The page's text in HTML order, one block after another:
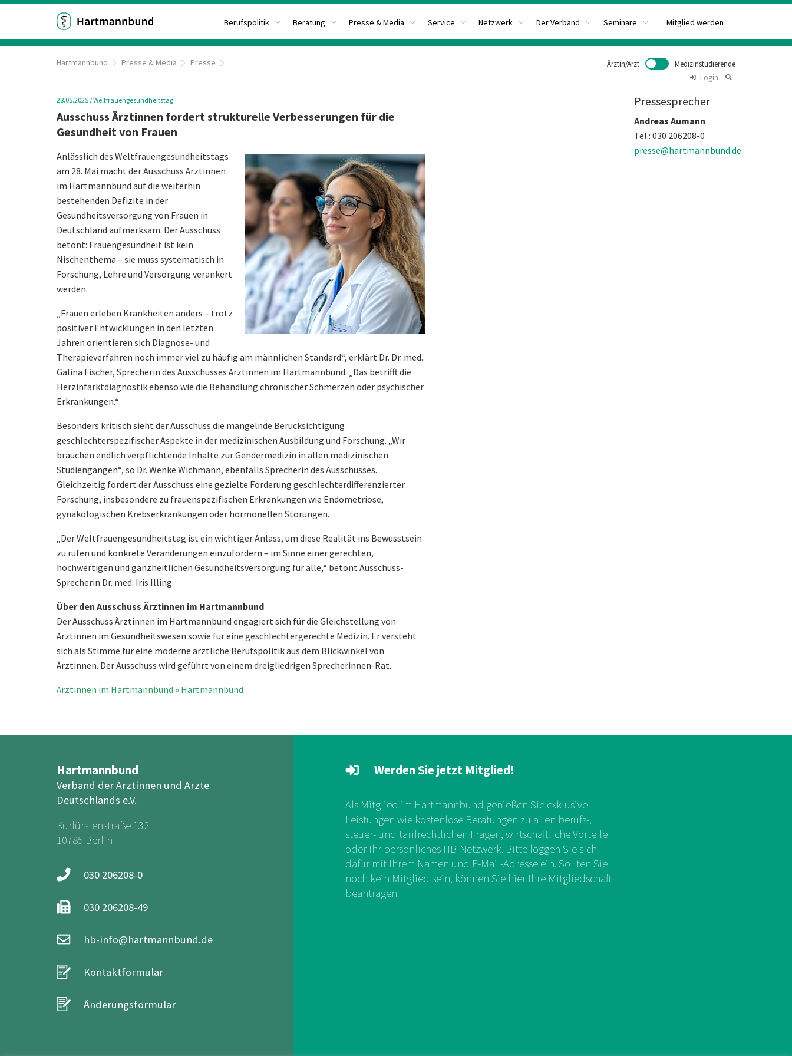
Berufspolitik Beratung Presse & Media Service Netzwerk Der Verband Seminare Mitglied werden
Hartmannbund Presse & Media Presse Ärztin/Arzt
Medizinstudierende
Login
28.05.2025 /Weltfrauengesundheitstag
Ausschuss Ärztinnen fordert strukturelle Verbesserungen für die
Gesundheit von Frauen
Anlässlich des Weltfrauengesundheitstags
am 28. Mai macht der Ausschuss Ärztinnen
im Hartmannbund auf die weiterhin
bestehenden Defizite in der
Gesundheitsversorgung von Frauen in
Deutschland aufmerksam. Der Ausschuss
betont: Frauengesundheit ist kein
Nischenthema – sie muss systematisch in
Forschung, Lehre und Versorgung verankert
werden.
„Frauen erleben Krankheiten anders – trotz
positiver Entwicklungen in den letzten
Jahren orientieren sich Diagnose- und
Therapieverfahren noch immer viel zu häufig am männlichen Standard“, erklärt Dr. Dr. med.
Galina Fischer, Sprecherin des Ausschusses Ärztinnen im Hartmannbund. „Das betrifft die
Herzinfarktdiagnostik ebenso wie die Behandlung chronischer Schmerzen oder psychischer
Erkrankungen.“
Besonders kritisch sieht der Ausschuss die mangelnde Berücksichtigung
geschlechterspezifischer Aspekte in der medizinischen Ausbildung und Forschung. „Wir
brauchen endlich verpflichtende Inhalte zur Gendermedizin in allen medizinischen
Studiengängen“, so Dr. Wenke Wichmann, ebenfalls Sprecherin des Ausschusses.
Gleichzeitig fordert der Ausschuss eine gezielte Förderung geschlechterdifferenzierter
Forschung, insbesondere zu frauenspezifischen Erkrankungen wie Endometriose,
gynäkologischen Krebserkrankungen oder hormonellen Störungen.
„Der Weltfrauengesundheitstag ist ein wichtiger Anlass, um diese Realität ins Bewusstsein
zu rufen und konkrete Veränderungen einzufordern – im Sinne einer gerechten,
hochwertigen und ganzheitlichen Gesundheitsversorgung für alle,“ betont Ausschuss-
Sprecherin Dr. med. Iris Illing.
Über den Ausschuss Ärztinnen im Hartmannbund
Der Ausschuss Ärztinnen im Hartmannbund engagiert sich für die Gleichstellung von
Ärztinnen im Gesundheitswesen sowie für eine geschlechtergerechte Medizin. Er versteht
sich als Stimme für eine moderne ärztliche Berufspolitik aus dem Blickwinkel von
Ärztinnen. Der Ausschuss wird geführt von einem dreigliedrigen Sprecherinnen-Rat.
Ärztinnen im Hartmannbund » Hartmannbund
Pressesprecher
Andreas Aumann
Tel.: 030 206208-0
presse@hartmannbund.de
Hartmannbund
Verband der Ärztinnen und Ärzte
Deutschlands e.V.
Kurfürstenstraße 132
10785 Berlin
030 206208-0
030 206208-49
hb-info@hartmannbund.de
Kontaktformular
Änderungsformular
Werden Sie jetzt Mitglied!
Als Mitglied im Hartmannbund genießen Sie exklusive
Leistungen wie kostenlose Beratungen zu allen berufs-,
steuer- und tarifrechtlichen Fragen, wirtschaftliche Vorteile
oder Ihr persönliches HB-Netzwerk. Bitte loggen Sie sich
dafür mit Ihrem Namen und E-Mail-Adresse ein. Sollten Sie
noch kein Mitglied sein, können Sie hier Ihre Mitgliedschaft
beantragen.